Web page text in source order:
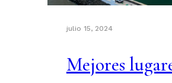
julio 15, 2024
Mejores